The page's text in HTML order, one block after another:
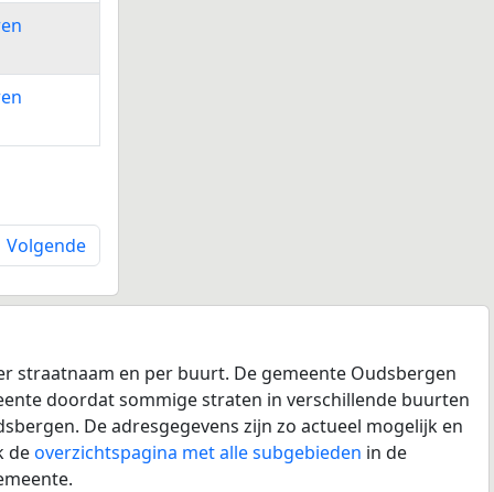
Volgende
straatnaam en per buurt. De gemeente Oudsbergen
doordat sommige straten in verschillende buurten
De adresgegevens zijn zo actueel mogelijk en
deoverzichtspagina met alle subgebieden in de